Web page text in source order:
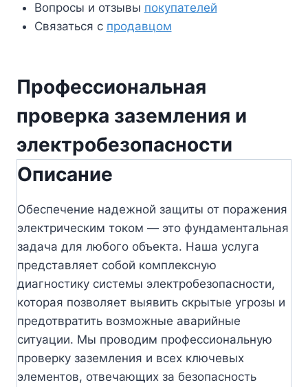
Вопросы и отзывы покупателей
Связаться с продавцом
Профессиональная
проверка заземления и
электробезопасности
Описание
Обеспечение надежной защиты от поражения
электрическим током — это фундаментальная
задача для любого объекта. Наша услуга
представляет собой комплексную
диагностику системы электробезопасности,
которая позволяет выявить скрытые угрозы и
предотвратить возможные аварийные
ситуации. Мы проводим профессиональную
проверку заземления и всех ключевых
элементов, отвечающих за безопасность